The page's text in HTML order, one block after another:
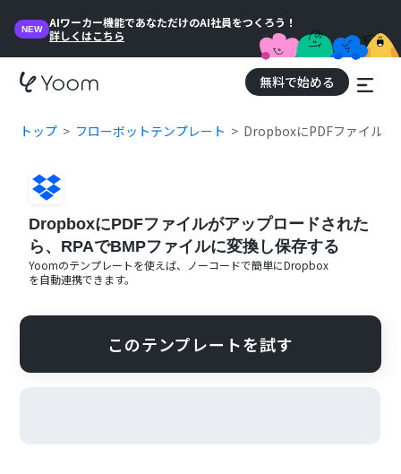
NEW
AIワーカー機能であなただけのAI社員をつくろう！
詳しくはこちら
無料で始める
トップ フローボットテンプレート DropboxにPDFファイルが
DropboxにPDFファイルがアップロードされた
ら、RPAでBMPファイルに変換し保存する
Yoomのテンプレートを使えば、ノーコードで簡単にDropbox
を自動連携できます。
このテンプレートを試す